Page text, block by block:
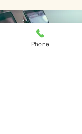
Phone